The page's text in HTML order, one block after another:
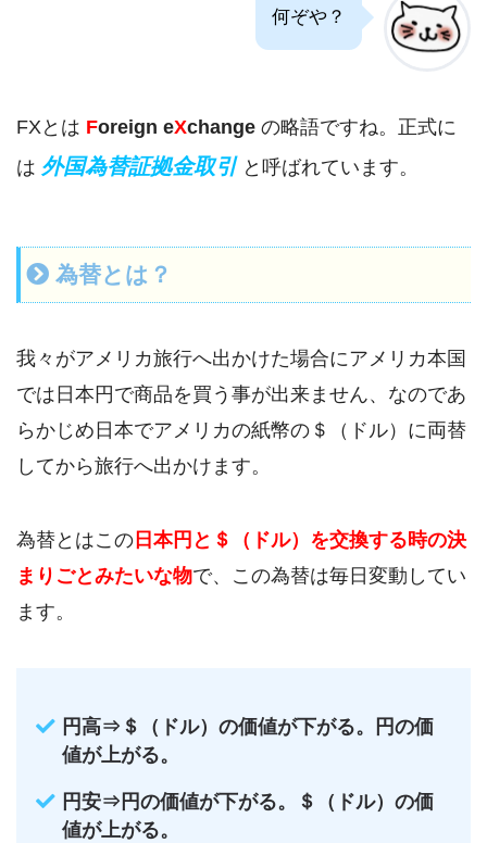
何ぞや？
FXとは Foreign eXchange の略語ですね。正式に
は 外国為替証拠金取引 と呼ばれています。
為替とは？
我々がアメリカ旅行へ出かけた場合にアメリカ本国
では日本円で商品を買う事が出来ません、なのであ
らかじめ日本でアメリカの紙幣の＄（ドル）に両替
してから旅行へ出かけます。
為替とはこの 日本円と＄（ドル）を交換する時の決
まりごとみたいな物で、この為替は毎日変動してい
ます。
円高⇒＄（ドル）の価値が下がる。円の価
値が上がる。
円安⇒円の価値が下がる。＄（ドル）の価
値が上がる。